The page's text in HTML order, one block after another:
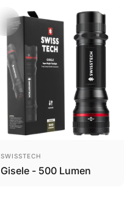
Brand
SWISSTECH
Gisele - 500 Lumen